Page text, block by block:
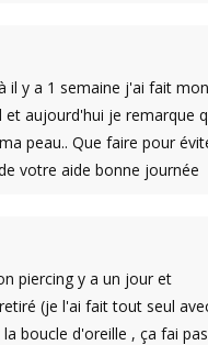
il y a 1 semaine j'ai fait mon
et aujourd'hui je remarque
peau.. Que faire pour
votre aide bonne journée
piercing y a un jour et
(je l'ai fait tout seul
boucle d'oreille , ça fai